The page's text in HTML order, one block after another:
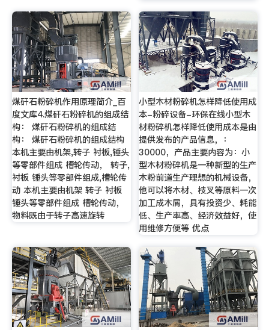
煤矸石粉碎机作用原理简介_百
度文库4.煤矸石粉碎机的组成结
构： 煤矸石粉碎机的组成结
构： 煤矸石粉碎机的组成结构
本机主要由机架,转子 衬板,锤头
等零部件组成 槽轮传动， 转子,
衬板 锤头等零部件组成,槽轮传
动 本机主要由机架 转子 衬板
锤头等零部件组成 槽轮传动，
物料既由于转子高速旋转
小型木材粉碎机怎样降低使用成
本-粉碎设备-环保在线小型木
材粉碎机怎样降低使用成本是由
提供发布的产品信息，：
30000，产品主要内容为：小
型木材粉碎机是一种新型的生产
木粉前道生产理想的机械设备，
他可以将木材、枝叉等原料一次
加工成木屑，具有投资少、耗能
低、生产率高、经济效益好，使
用维修方便等 优点